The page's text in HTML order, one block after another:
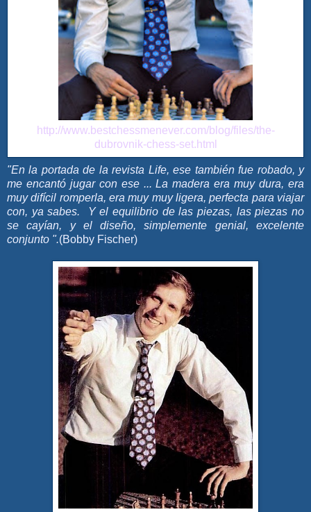
http://www.bestchessmenever.com/blog/files/the-
dubrovnik-chess-set.html
"En la portada de la revista Life, ese también fue robado, y
me encantó jugar con ese ... La madera era muy dura, era
muy difícil romperla, era muy muy ligera, perfecta para viajar
con, ya sabes. Y el equilibrio de las piezas, las piezas no
se cayían, y el diseño, simplemente genial, excelente
conjunto ".(Bobby Fischer)